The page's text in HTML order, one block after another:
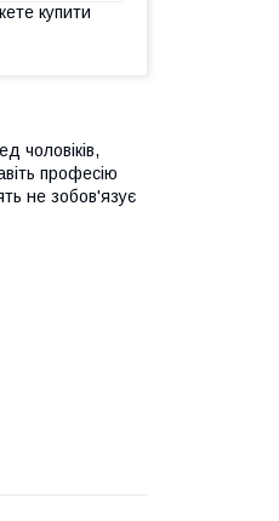
купити
чоловіків,
професію
не зобов'язує